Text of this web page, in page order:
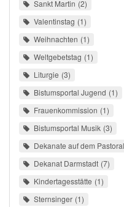
Sankt Martin 2
Valentinstag 1
Weihnachten 1
Weltgebetstag 1
Liturgie 3
Bistumsportal Jugend 1
Frauenkommission 1
Bistumsportal Musik 3
Dekanate auf dem
Dekanat Darmstadt 7
Kindertagesstätte 1
Sternsinger 1